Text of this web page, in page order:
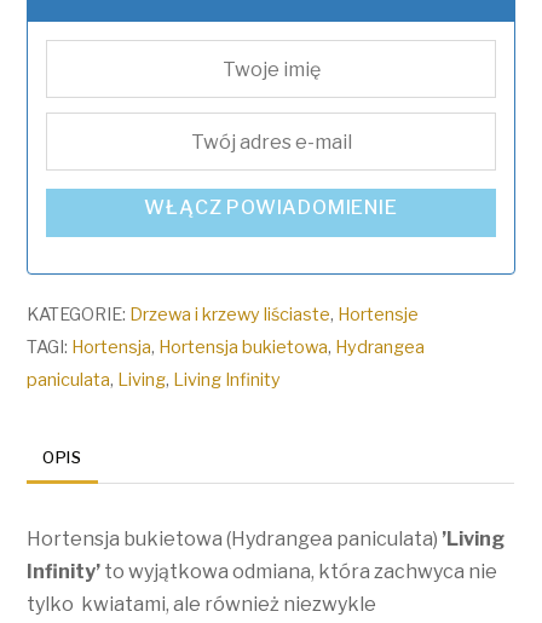
WŁĄCZ POWIADOMIENIE
KATEGORIE: Drzewa i krzewy liściaste, Hortensje
TAGI: Hortensja, Hortensja bukietowa, Hydrangea
paniculata, Living, Living Infinity
OPIS
Hortensja bukietowa (Hydrangea paniculata) ’Living
Infinity’ to wyjątkowa odmiana, która zachwyca nie
tylko kwiatami, ale również niezwykle